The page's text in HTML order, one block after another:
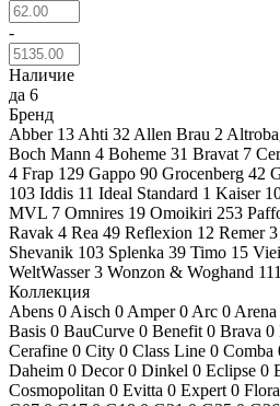
-
Наличие
да 6
Бренд
Abber 13 Ahti 32 Allen Brau 2
Boch Mann 4 Boheme 31 Bravat 7
4 Frap 129 Gappo 90 Grocenberg 42
103 Iddis 11 Ideal Standard 1 Kaiser
MVL 7 Omnires 19 Omoikiri 253
Ravak 4 Rea 49 Reflexion 12 Remer3
Shevanik 103 Splenka 39 Timo 15
WeltWasser3 Wonzon & Woghand 111
Коллекция
Abens 0 Aisch 0 Amper0 Arc 0 Arena
Basis 0 BauCurve 0 Benefit 0 Brava 0
Cerafine 0 City 0 Class Line 0 Comba
Daheim 0 Decor0 Dinkel 0 Eclipse 0
Cosmopolitan 0 Evitta 0 Expert 0 Flora